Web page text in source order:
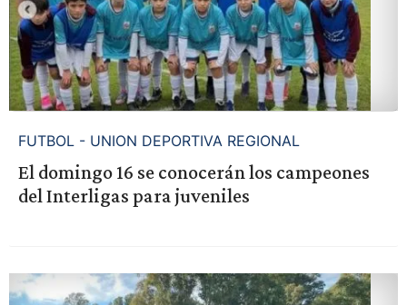
FUTBOL - UNION DEPORTIVA REGIONAL
El domingo 16 se conocerán los campeones
del Interligas para juveniles